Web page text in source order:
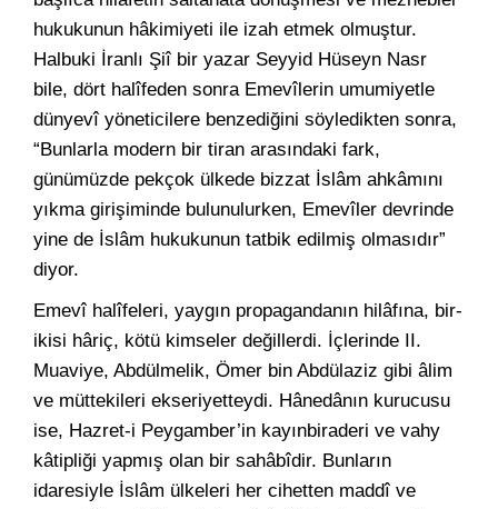
hukukunun hâkimiyeti ile izah etmek olmuştur.
Halbuki İranlı Şiî bir yazar Seyyid Hüseyn Nasr
bile, dört halîfeden sonra Emevîlerin umumiyetle
dünyevî yöneticilere benzediğini söyledikten sonra,
“Bunlarla modern bir tiran arasındaki fark,
günümüzde pekçok ülkede bizzat İslâm ahkâmını
yıkma girişiminde bulunulurken, Emevîler devrinde
yine de İslâm hukukunun tatbik edilmiş olmasıdır”
diyor.
Emevî halîfeleri, yaygın propagandanın hilâfına, bir-
ikisi hâriç, kötü kimseler değillerdi. İçlerinde II.
Muaviye, Abdülmelik, Ömer bin Abdülaziz gibi âlim
ve müttekileri ekseriyetteydi. Hânedânın kurucusu
ise, Hazret-i Peygamber’in kayınbiraderi ve vahy
kâtipliği yapmış olan bir sahâbîdir. Bunların
idaresiyle İslâm ülkeleri her cihetten maddî ve